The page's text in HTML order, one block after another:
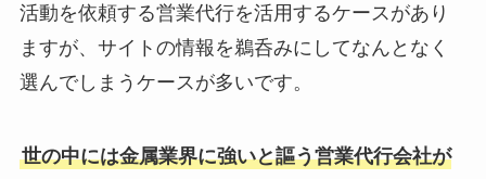
活動を依頼する営業代行を活用するケースがあり
ますが、サイトの情報を鵜呑みにしてなんとなく
選んでしまうケースが多いです。
世の中には金属業界に強いと謳う営業代行会社が